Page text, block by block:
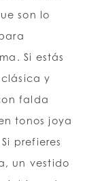
son lo
Si estás
y
falda
tonos joya
prefieres
un vestido